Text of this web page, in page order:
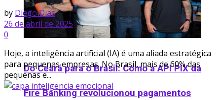
Do Ceará para o Brasil: Como a API PIX da
Fire Banking revolucionou pagamentos
by Diego Dias
26 de abril de 2025
0
Hoje, a inteligência artificial (IA) é uma aliada estratégica
para pequenas empresas. No Brasil, mais de 60% das
pequenas e...